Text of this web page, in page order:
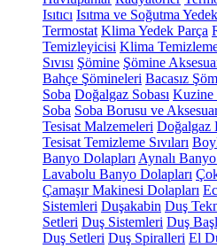
Isıtıcı Isıtma ve Soğutma
Termostat Klima Yedek Parça
Temizleyicisi Klima
Sıvısı Şömine Şömine
Bahçe Şömineleri Bacasız
Soba Doğalgaz Sobası Kuzine
Soba Soba Borusu ve
Tesisat Malzemeleri Doğalgaz
Tesisat Temizleme Sıvıları
Banyo Dolapları Aynalı
Lavabolu Banyo Dolapları
Çamaşır Makinesi Dolapları
Sistemleri Duşakabin Duş
Setleri Duş Sistemleri Duş
Duş Setleri Duş Spiralleri El